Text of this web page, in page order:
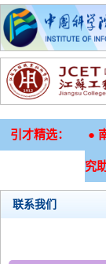
引才精选： ●
究
联系我们